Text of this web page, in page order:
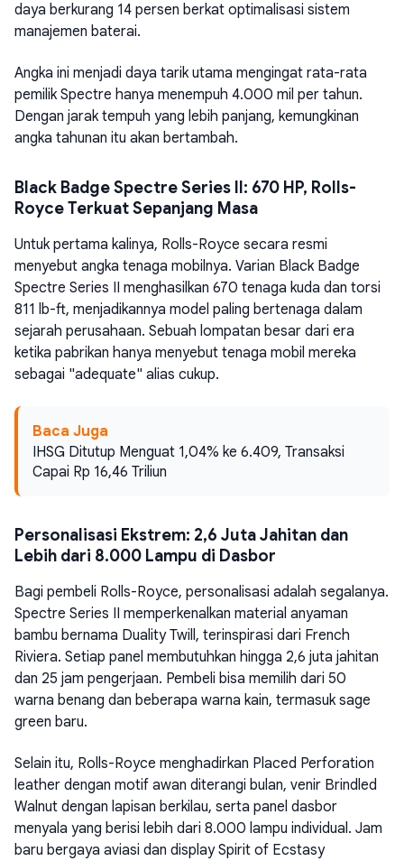
daya berkurang 14 persen berkat optimalisasi sistem
manajemen baterai.
Angka ini menjadi daya tarik utama mengingat rata-rata
pemilik Spectre hanya menempuh 4.000 mil per tahun.
Dengan jarak tempuh yang lebih panjang, kemungkinan
angka tahunan itu akan bertambah.
Black Badge Spectre Series II: 670 HP, Rolls-
Royce Terkuat Sepanjang Masa
Untuk pertama kalinya, Rolls-Royce secara resmi
menyebut angka tenaga mobilnya. Varian Black Badge
Spectre Series II menghasilkan 670 tenaga kuda dan torsi
811 lb-ft, menjadikannya model paling bertenaga dalam
sejarah perusahaan. Sebuah lompatan besar dari era
ketika pabrikan hanya menyebut tenaga mobil mereka
sebagai "adequate" alias cukup.
Baca Juga
IHSG Ditutup Menguat 1,04% ke 6.409, Transaksi
Capai Rp 16,46 Triliun
Personalisasi Ekstrem: 2,6 Juta Jahitan dan
Lebih dari 8.000 Lampu di Dasbor
Bagi pembeli Rolls-Royce, personalisasi adalah segalanya.
Spectre Series II memperkenalkan material anyaman
bambu bernama Duality Twill, terinspirasi dari French
Riviera. Setiap panel membutuhkan hingga 2,6 juta jahitan
dan 25 jam pengerjaan. Pembeli bisa memilih dari 50
warna benang dan beberapa warna kain, termasuk sage
green baru.
Selain itu, Rolls-Royce menghadirkan Placed Perforation
leather dengan motif awan diterangi bulan, venir Brindled
Walnut dengan lapisan berkilau, serta panel dasbor
menyala yang berisi lebih dari 8.000 lampu individual. Jam
baru bergaya aviasi dan display Spirit of Ecstasy